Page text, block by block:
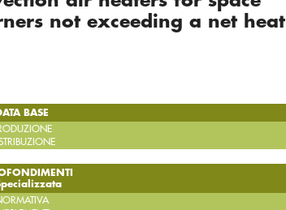
not exceeding a net heat
BASE